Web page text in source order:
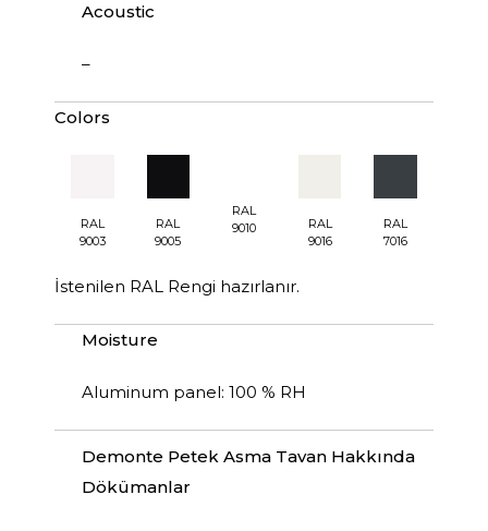
Acoustic
–
Colors
RAL
9003
RAL
9005
RAL
9010
RAL
9016
RAL
7016
İstenilen RAL Rengi hazırlanır.
Moisture
Aluminum panel: 100 % RH
Demonte Petek Asma Tavan Hakkında
Dökümanlar